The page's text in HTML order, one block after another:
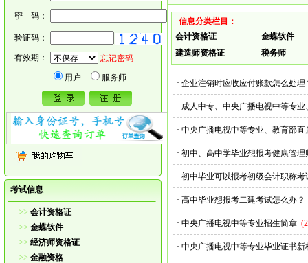
密 码：
验证码：
有效期：
忘记密码
用户
服务师
考试信息
>> 会计资格证
>> 金蝶软件
>> 经济师资格证
>> 金融资格
信息分类栏目：
会计资格证
金蝶软件
建造师资格证
税务师
· 企业注销时应收应付账款怎么处理
· 成人中专、中央广播电视中等专
· 中央广播电视中等专业、教育部
· 初中、高中学毕业想报考健康管
· 初中毕业可以报考初级会计职称考
· 高中毕业想报考二建考试怎么办？
· 中央广播电视中等专业招生简章
· 中央广播电视中等专业毕业证书新